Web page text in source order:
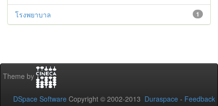
1
โรงพยาบาล
Theme by
DSpace Software Copyright © 2002-2013 Duraspace - Feedback